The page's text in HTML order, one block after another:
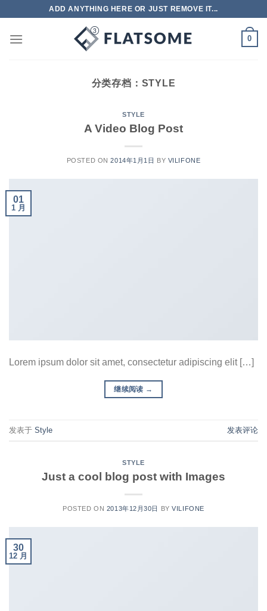
ADD ANYTHING HERE OR JUST REMOVE IT...
0
分类存档： STYLE
STYLE
A Video Blog Post
POSTED ON2014年1月1日 BY VILIFONE
01
1 月
Lorem ipsum dolor sit amet, consectetur adipiscing elit […]
继续阅读 →
发表于 Style 发表评论
STYLE
Just a cool blog post with Images
POSTED ON 2013年12月30日 BYVILIFONE
30
12 月